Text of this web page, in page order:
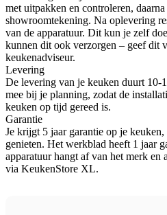
met uitpakken en controleren,
showroomtekening. Na oplevering
van de apparatuur. Dit kun je zelf
kunnen dit ook verzorgen – geef dit
keukenadviseur.
Levering
De levering van je keuken duurt 10-
mee bij je planning, zodat de
keuken op tijd gereed is.
Garantie
Je krijgt 5 jaar garantie op je
genieten. Het werkblad heeft 1 jaar
apparatuur hangt af van het merk en
via KeukenStore XL.